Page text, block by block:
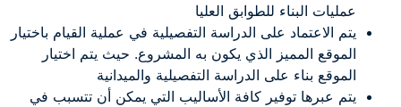
عمليات البناء للطوابق العليا
يتم الاعتماد على الدراسة التفصيلية في عملية القيام باختيار
الموقع المميز الذي يكون به المشروع. حيث يتم اختيار
الموقع بناء على الدراسة التفصيلية والميدانية
يتم عبرها توفير كافة الأساليب التي يمكن أن تتسبب في